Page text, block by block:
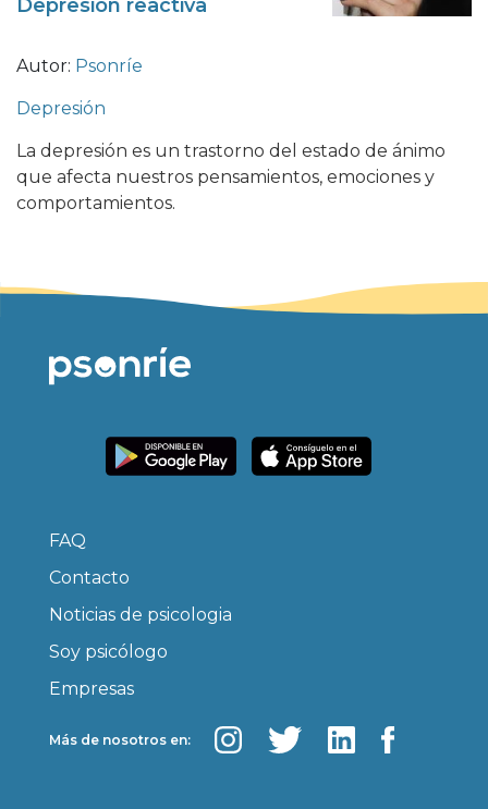
Depresión reactiva
Autor: Psonríe
Depresión
La depresión es un trastorno del estado de ánimo
que afecta nuestros pensamientos, emociones y
comportamientos.
FAQ
Contacto
Noticias de psicologia
Soy psicólogo
Empresas
Más de nosotros en: